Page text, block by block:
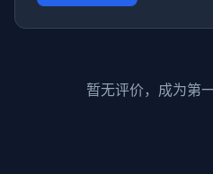
暂无评价，成为第